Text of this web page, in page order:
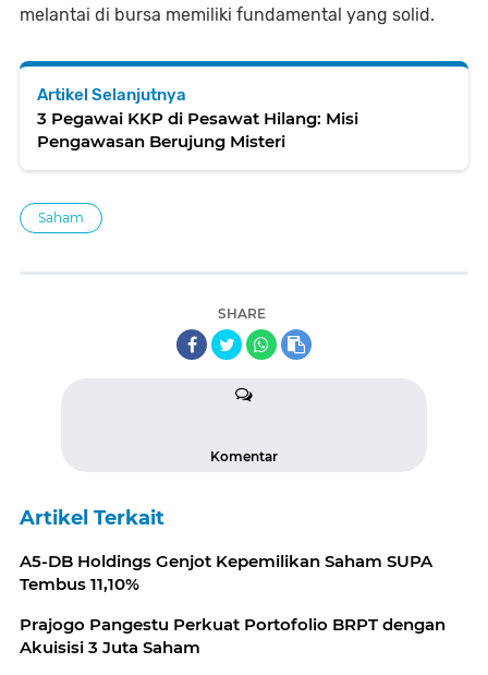
melantai di bursa memiliki fundamental yang solid.
Artikel Selanjutnya
3 Pegawai KKP di Pesawat Hilang: Misi
Pengawasan Berujung Misteri
Saham
SHARE
Komentar
Artikel Terkait
A5-DB Holdings Genjot Kepemilikan Saham SUPA
Tembus 11,10%
Prajogo Pangestu Perkuat Portofolio BRPT dengan
Akuisisi 3 Juta Saham